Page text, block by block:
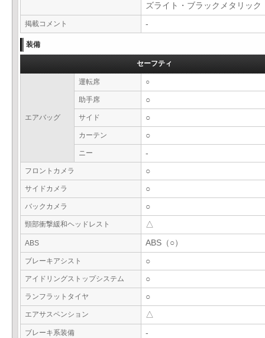
ズライト・ブラックメタリッ
掲載コメント -
装備
セーフティ
エアバッグ
運転席 ○
助手席 ○
サイド ○
カーテン ○
ニー -
フロントカメラ ○
サイドカメラ ○
バックカメラ ○
頸部衝撃緩和ヘッドレスト △
ABS ABS（○）
ブレーキアシスト ○
アイドリングストップシステム ○
ランフラットタイヤ ○
エアサスペンション △
ブレーキ系装備 -